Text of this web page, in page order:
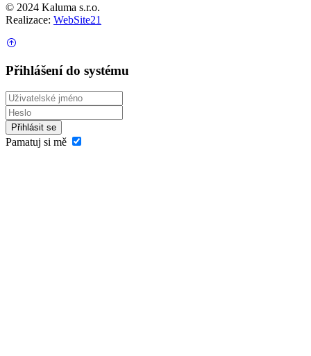
© 2024 Kaluma s.r.o.
Realizace: WebSite21
Přihlášení do systému
Přihlásit se
Pamatuj si mě